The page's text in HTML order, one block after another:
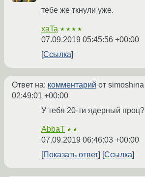
тебе же ткнули уже.
xaTa ★★★★
07.09.2019 05:45:56 +00:00
Ссылка
Ответ на: комментарий от simoshina
02:49:01 +00:00
У тебя 20-ти ядерный проц?
AbbaT ★★
07.09.2019 06:46:03 +00:00
Показать ответ
Ссылка